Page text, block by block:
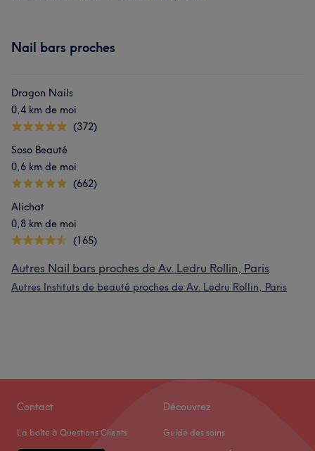
Nail bars proches
Dragon Nails
0,4 km de moi
(372)
Soso Beauté
0,6 km de moi
(662)
Alichat
0,8 km de moi
(165)
Autres Nail bars proches de Av. Ledru Rollin, Paris
Autres Instituts de beauté proches de Av. Ledru Rollin, Paris
Contact
La boîte à Questions Clients
Découvrez
Guide des soins